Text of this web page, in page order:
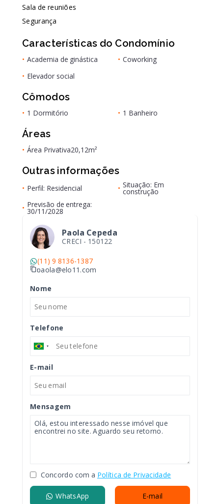
Sala de reuniões
Segurança
Características do Condomínio
• Academia de ginástica • Coworking
• Elevador social
Cômodos
• 1 Dormitório • 1 Banheiro
Áreas
• Área Privativa20,12m²
Outras informações
• Perfil: Residencial • Situação: Em
construção
• Previsão de entrega:
30/11/2028
Paola Cepeda
CRECI - 150122
(11) 9 8136-1387
paola@elo11.com
Nome
Telefone
E-mail
Mensagem
Concordo com a Política de Privacidade
WhatsApp E-mail